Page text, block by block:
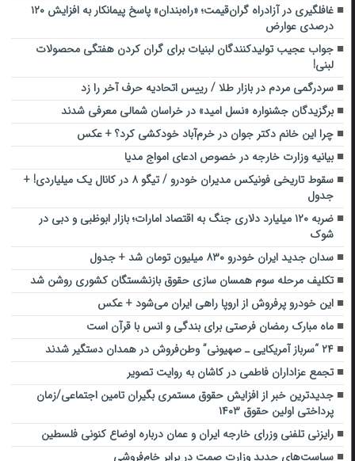
غافلگیری در آزادراه گران‌قیمت؛ «راه‌بندان» پاسخ پیمانکار به افزایش ۱۲۰
درصدی عوارض
جواب عجیب تولیدکنندگان لبنیات برای گران کردن هفتگی محصولات
لبنی!
سردرگمی مردم در بازار طلا / رییس اتحادیه حرف آخر را زد
برگزیدگان جشنواره «نسل امید» در خراسان شمالی معرفی شدند
چرا این خانم دکتر جوان در خرم‌آباد خودکشی کرد؟ + عکس
بیانیه وزارت خارجه در خصوص ادعای امواج مدیا
سقوط تاریخی فونیکس مدیران خودرو / تیگو ۸ در کانال یک میلیاردی! +
جدول
ضربه ۱۲۰ میلیارد دلاری جنگ به اقتصاد امارات؛ بازار ابوظبی و دبی در
شوک
سدان جدید ایران خودرو ۸۳۰ میلیون تومان شد + جدول
تکلیف مرحله سوم همسان‌ سازی حقوق بازنشستگان کشوری روشن شد
این خودرو پرفروش از اروپا راهی ایران می‌شود + عکس
ماه مبارک رمضان فرصتی برای بندگی و انس با قرآن است
۲۴ “سرباز آمریکایی ـ صهیونی” وطن‌فروش در همدان دستگیر شدند
تجمع عزاداران فاطمی در کاشان به روایت تصویر
جدیدترین خبر از افزایش حقوق مستمری بگیران تامین اجتماعی/زمان
پرداختی اولین حقوق ۱۴۰۳
رایزنی تلفنی وزرای خارجه ایران و عمان درباره اوضاع کنونی فلسطین
سیاست‌‌های جدید وزارت صمت در برابر خام‌فروشی